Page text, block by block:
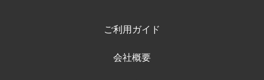
ご利用ガイド
会社概要